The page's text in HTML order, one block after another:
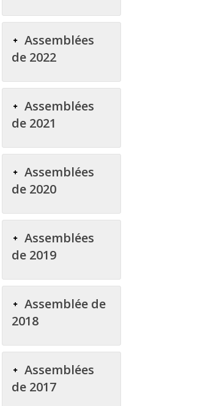
Assemblées
de 2022
Assemblées
de 2021
Assemblées
de 2020
Assemblées
de 2019
Assemblée de
2018
Assemblées
de 2017